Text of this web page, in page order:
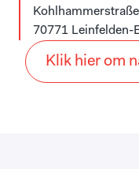
70771 Leinfelden-
Klik hier om